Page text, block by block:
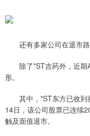
还有多家公司在退市路
除了*ST吉药外，近期
形。
其中，*ST东方已收到
14日，该公司股票已连续
触及面值退市。